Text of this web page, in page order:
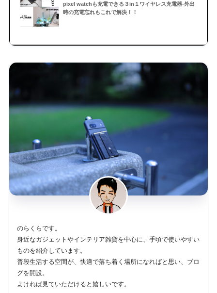
pixel watchも充電できる３in１ワイヤレス充電器-外出
時の充電忘れもこれで解決！！
のらくらです。
身近なガジェットやインテリア雑貨を中心に、手頃で使いやすい
ものを紹介しています。
普段生活する空間が、快適で落ち着く場所になればと思い、ブロ
グを開設。
よければ見ていただけると嬉しいです。